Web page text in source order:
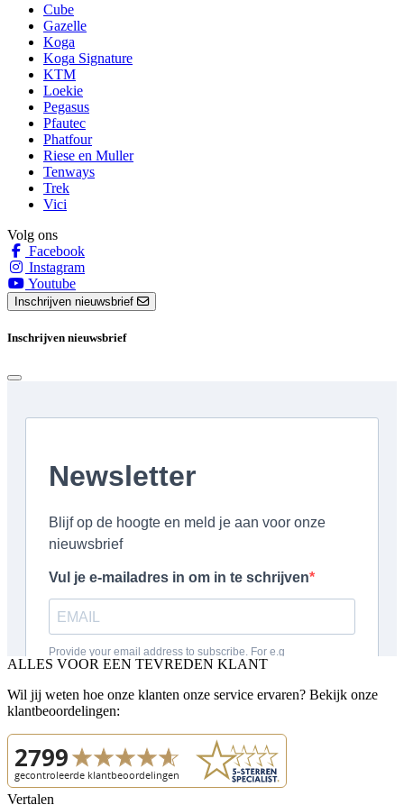
Cube
Gazelle
Koga
Koga Signature
KTM
Loekie
Pegasus
Pfautec
Phatfour
Riese en Muller
Tenways
Trek
Vici
Volg ons
Facebook
Instagram
Youtube
Inschrijven nieuwsbrief
Inschrijven nieuwsbrief
ALLES VOOR EEN TEVREDEN KLANT
Wil jij weten hoe onze klanten onze service ervaren? Bekijk onze
klantbeoordelingen:
Vertalen